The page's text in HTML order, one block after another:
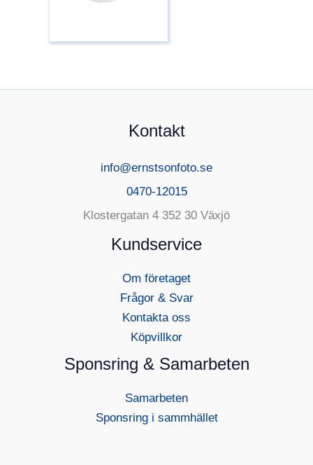
Kontakt
info@ernstsonfoto.se
0470-12015
Klostergatan 4 352 30 Växjö
Kundservice
Om företaget
Frågor & Svar
Kontakta oss
Köpvillkor
Sponsring & Samarbeten
Samarbeten
Sponsring i sammhället